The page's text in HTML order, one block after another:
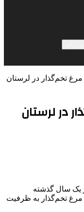
کرد: در یک‌ سال گذشته
مرغ تخم‌گذار به ظرفیت